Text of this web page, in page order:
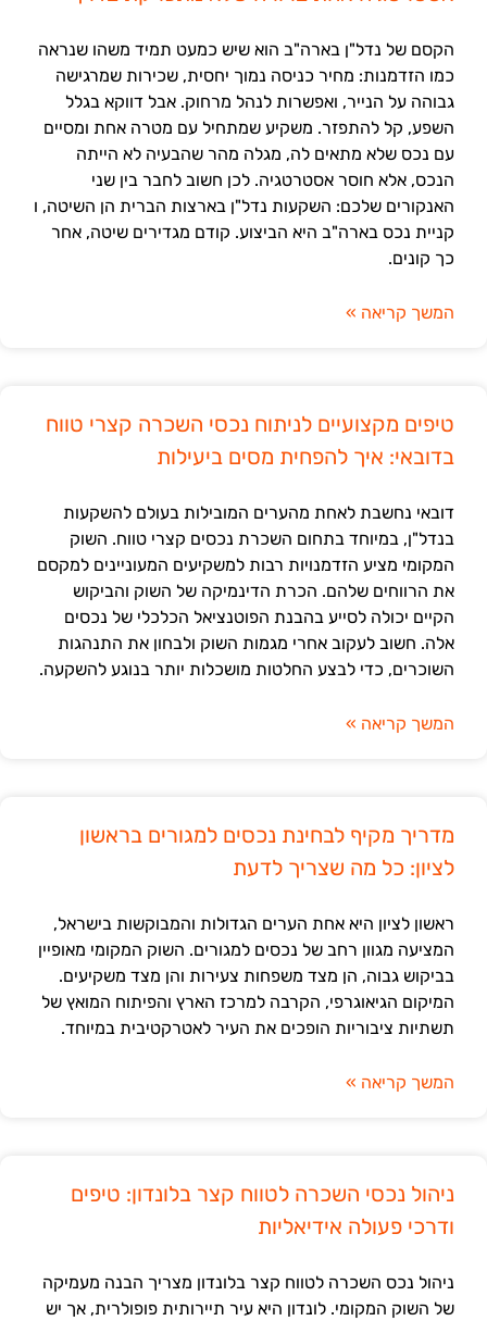
הקסם של נדל"ן בארה"ב הוא שיש כמעט תמיד משהו שנראה
כמו הזדמנות: מחיר כניסה נמוך יחסית, שכירות שמרגישה
גבוהה על הנייר, ואפשרות לנהל מרחוק. אבל דווקא בגלל
השפע, קל להתפזר. משקיע שמתחיל עם מטרה אחת ומסיים
עם נכס שלא מתאים לה, מגלה מהר שהבעיה לא הייתה
הנכס, אלא חוסר אסטרטגיה. לכן חשוב לחבר בין שני
האנקורים שלכם: השקעות נדל"ן בארצות הברית הן השיטה, ו
קניית נכס בארה"ב היא הביצוע. קודם מגדירים שיטה, אחר
כך קונים.
המשך קריאה »
טיפים מקצועיים לניתוח נכסי השכרה קצרי טווח
בדובאי: איך להפחית מסים ביעילות
דובאי נחשבת לאחת מהערים המובילות בעולם להשקעות
בנדל"ן, במיוחד בתחום השכרת נכסים קצרי טווח. השוק
המקומי מציע הזדמנויות רבות למשקיעים המעוניינים למקסם
את הרווחים שלהם. הכרת הדינמיקה של השוק והביקוש
הקיים יכולה לסייע בהבנת הפוטנציאל הכלכלי של נכסים
אלה. חשוב לעקוב אחרי מגמות השוק ולבחון את התנהגות
השוכרים, כדי לבצע החלטות מושכלות יותר בנוגע להשקעה.
המשך קריאה »
מדריך מקיף לבחינת נכסים למגורים בראשון
לציון: כל מה שצריך לדעת
ראשון לציון היא אחת הערים הגדולות והמבוקשות בישראל,
המציעה מגוון רחב של נכסים למגורים. השוק המקומי מאופיין
בביקוש גבוה, הן מצד משפחות צעירות והן מצד משקיעים.
המיקום הגיאוגרפי, הקרבה למרכז הארץ והפיתוח המואץ של
תשתיות ציבוריות הופכים את העיר לאטרקטיבית במיוחד.
המשך קריאה »
ניהול נכסי השכרה לטווח קצר בלונדון: טיפים
ודרכי פעולה אידיאליות
ניהול נכס השכרה לטווח קצר בלונדון מצריך הבנה מעמיקה
של השוק המקומי. לונדון היא עיר תיירותית פופולרית, אך יש